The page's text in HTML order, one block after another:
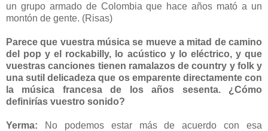
un grupo armado de Colombia que hace años mató a un
montón de gente. (Risas)
Parece que vuestra música se mueve a mitad de camino
del pop y el rockabilly, lo acústico y lo eléctrico, y que
vuestras canciones tienen ramalazos de country y folk y
una sutil delicadeza que os emparente directamente con
la música francesa de los años sesenta. ¿Cómo
definirías vuestro sonido?
Yerma:
No podemos estar más de acuerdo con esa